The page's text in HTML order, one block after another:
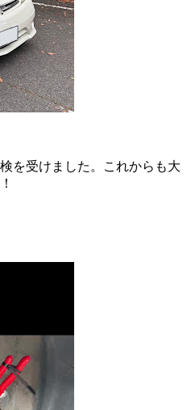
を受けました。これからも大